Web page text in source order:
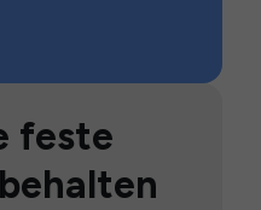
feste